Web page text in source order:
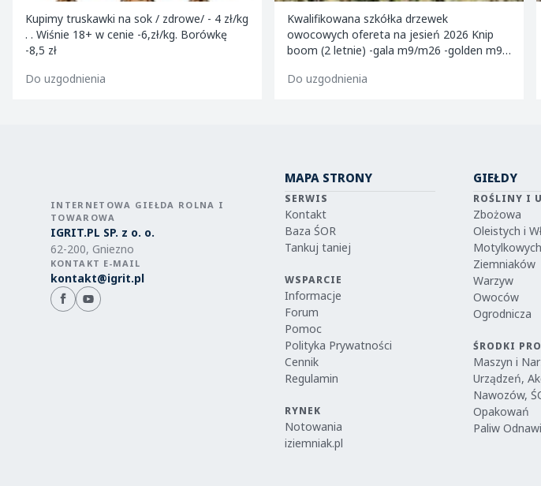
Kupimy truskawki na sok / zdrowe/ - 4 zł/kg
. . Wiśnie 18+ w cenie -6,zł/kg. Borówkę
-8,5 zł
Do uzgodnienia
Kwalifikowana szkółka drzewek
owocowych ofereta na jesień 2026 Knip
boom (2 letnie) -gala m9/m26 -golden m9 -
m9/m2
Do uzgodnienia
INTERNETOWA GIEŁDA ROLNA I
TOWAROWA
IGRIT.PL SP. z o. o.
62-200, Gniezno
KONTAKT E-MAIL
kontakt@igrit.pl
MAPA STRONY
SERWIS
Kontakt
Baza ŚOR
Tankuj taniej
WSPARCIE
Informacje
Forum
Pomoc
Polityka Prywatności
Cennik
Regulamin
RYNEK
Notowania
iziemniak.pl
GIEŁDY
ROŚLINY I
Zbożowa
Oleistych i
Ziemniaków
Warzyw
Owoców
Ogrodnicza
ŚRODKI
Maszyn i
Urządzeń,
Nawozów,
Opakowań
Paliw